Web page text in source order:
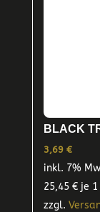
BLACK
3,69 €
inkl. 7%
25,45 €je 1
zzgl.